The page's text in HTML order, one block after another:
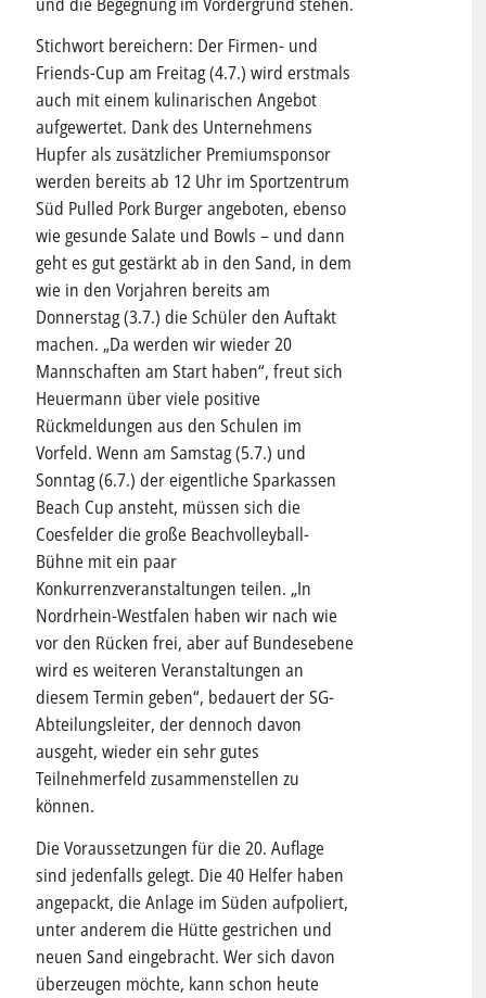
Stichwort bereichern: Der Firmen- und
Friends-Cup am Freitag (4.7.) wird erstmals
auch mit einem kulinarischen Angebot
aufgewertet. Dank des Unternehmens
Hupfer als zusätzlicher Premiumsponsor
werden bereits ab 12 Uhr im Sportzentrum
Süd Pulled Pork Burger angeboten, ebenso
wie gesunde Salate und Bowls – und dann
geht es gut gestärkt ab in den Sand, in dem
wie in den Vorjahren bereits am
Donnerstag (3.7.) die Schüler den Auftakt
machen. „Da werden wir wieder 20
Mannschaften am Start haben“, freut sich
Heuermann über viele positive
Rückmeldungen aus den Schulen im
Vorfeld. Wenn am Samstag (5.7.) und
Sonntag (6.7.) der eigentliche Sparkassen
Beach Cup ansteht, müssen sich die
Coesfelder die große Beachvolleyball-
Bühne mit ein paar
Konkurrenzveranstaltungen teilen. „In
Nordrhein-Westfalen haben wir nach wie
vor den Rücken frei, aber auf Bundesebene
wird es weiteren Veranstaltungen an
diesem Termin geben“, bedauert der SG-
Abteilungsleiter, der dennoch davon
ausgeht, wieder ein sehr gutes
Teilnehmerfeld zusammenstellen zu
können.
Die Voraussetzungen für die 20. Auflage
sind jedenfalls gelegt. Die 40 Helfer haben
angepackt, die Anlage im Süden aufpoliert,
unter anderem die Hütte gestrichen und
neuen Sand eingebracht. Wer sich davon
überzeugen möchte, kann schon heute